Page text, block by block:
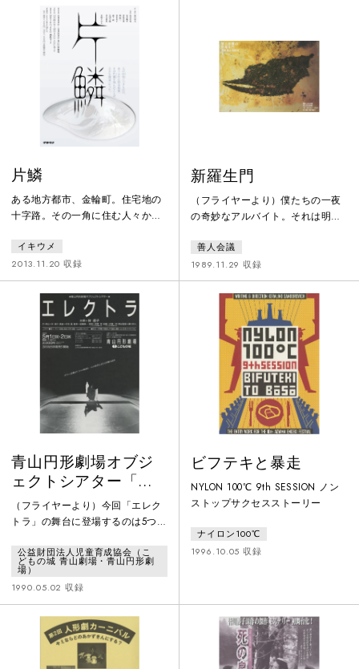
片鱗
ある地方都市、金輪町。住宅地の
十字路。その一角に住む人々か
た。不審者達はどこからともなく
現れ、消えていく。何をするわけ
でもなく、時折苦しそうな表情を
見せる。目を離すと、いなくなっ
ている。幽霊という噂が立つが、
目撃者は皆、確実に存在していた
と話す。人の住処につきものの、
ありふれた怪奇現象。その片鱗を
掴んだことが、大きな間違いだっ
た＿。
イキウメ
2013.11.20 収録
新羅生門
（フライヤーより）僕たちの一夜
の奇妙なアルバイト。それは明日
められた"ある物"を掘り起こすこ
とだった。正義と邪悪が交錯し、
夢と絶望が裏取引を繰り返す都会
の真ん中に、忽然と姿を現わした
現代の羅生門で、僕たちが見たも
のはいったい何か──。鋭く斬新な
切り口で、都会人の心に潜む鬼を
浮きぼりにする、ネオクラシック•
シアター第2弾、善人会議「新羅生
門」。時空の枠を飛び越えて、今
善人会議
1989.11.29 収録
青山円形劇場オブジ
ェクトシアター「エ
レクトラ」
（フライヤーより）今回「エレク
トラ」の舞台に登場するのは5つの
た一人の人間だけです。また、会
場である青山円形劇場を、古代ギ
リシアの円形劇場にみたて、観る
者を時間と空間の彼方の伝説の世
界へと導きます。
公益財団法人児童育成協会（こ
どもの城 青山劇場・青山円形劇
場）
1990.05.02 収録
ビフテキと暴走
NYLON 100℃ 9th SESSION ノン
ストップサクセスストーリー
ナイロン100℃
1996.10.05 収録